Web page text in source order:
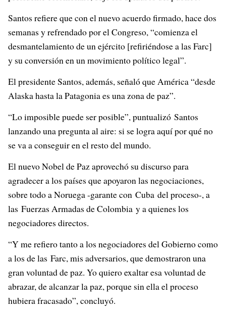
Santos refiere que con el nuevo acuerdo firmado, hace dos
semanas y refrendado por el Congreso, “comienza el
desmantelamiento de un ejército [refiriéndose a las Farc]
y su conversión en un movimiento político legal”.
El presidente Santos, además, señaló que América “desde
Alaska hasta la Patagonia es una zona de paz”.
“Lo imposible puede ser posible”, puntualizó Santos
lanzando una pregunta al aire: si se logra aquí por qué no
se va a conseguir en el resto del mundo.
El nuevo Nobel de Paz aprovechó su discurso para
agradecer a los países que apoyaron las negociaciones,
sobre todo a Noruega -garante con Cuba del proceso-, a
las Fuerzas Armadas de Colombia y a quienes los
negociadores directos.
“Y me refiero tanto a los negociadores del Gobierno como
a los de las Farc, mis adversarios, que demostraron una
gran voluntad de paz. Yo quiero exaltar esa voluntad de
abrazar, de alcanzar la paz, porque sin ella el proceso
hubiera fracasado”, concluyó.